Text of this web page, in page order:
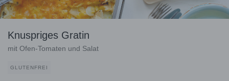
Knuspriges Gratin
mit Ofen-Tomaten und Salat
GLUTENFREI